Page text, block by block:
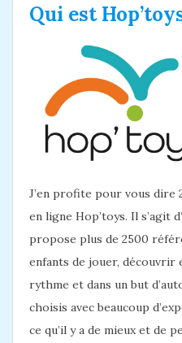
Qui est
J’en profite pour vous
en ligne Hop’toys. Il s’agit
propose plus de 2500
enfants de jouer, découvrir
rythme et dans un but
choisis avec beaucoup
ce qu’il y a de mieux et de